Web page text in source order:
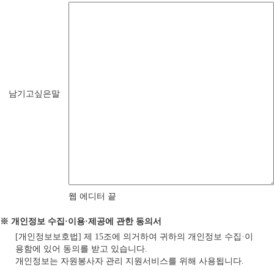
남기고싶은말
웹 에디터 끝
※ 개인정보 수집·이용·제공에 관한 동의서
[개인정보보호법] 제 15조에 의거하여 귀하의 개인정보 수집·이
용함에 있어 동의를 받고 있습니다.
개인정보는 자원봉사자 관리 지원서비스를 위해 사용됩니다.